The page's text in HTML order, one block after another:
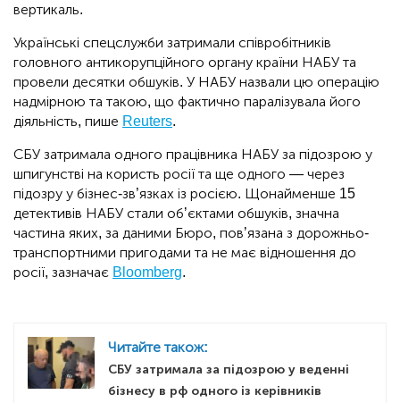
вертикаль.
Українські спецслужби затримали співробітників
головного антикорупційного органу країни НАБУ та
провели десятки обшуків. У НАБУ назвали цю операцію
надмірною та такою, що фактично паралізувала його
діяльність, пише Reuters.
СБУ затримала одного працівника НАБУ за підозрою у
шпигунстві на користь росії та ще одного — через
підозру у бізнес-зв’язках із росією. Щонайменше 15
детективів НАБУ стали обʼєктами обшуків, значна
частина яких, за даними Бюро, повʼязана з дорожньо-
транспортними пригодами та не має відношення до
росії, зазначає Bloomberg.
Читайте також:
СБУ затримала за підозрою у веденні
бізнесу в рф одного із керівників